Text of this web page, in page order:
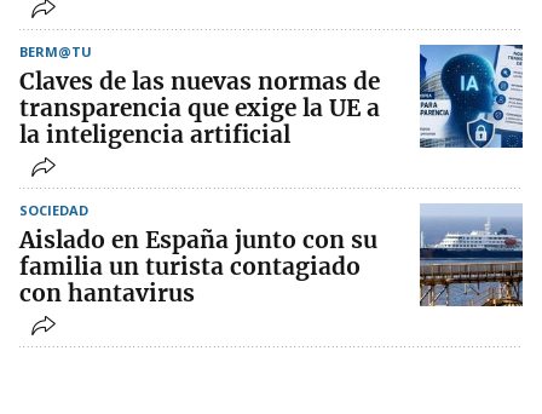
BERM@TU
Claves de las nuevas normas de
transparencia que exige la UE a
la inteligencia artificial
SOCIEDAD
Aislado en España junto con su
familia un turista contagiado
con hantavirus